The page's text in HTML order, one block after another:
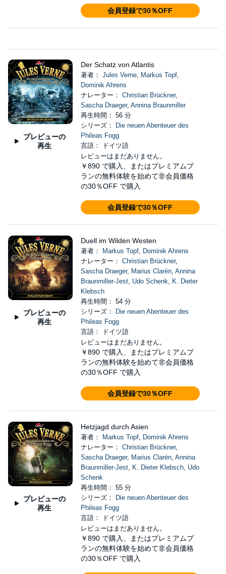
会員登録で30％OFF
プレビューの
再生
Der Schatz von Atlantis
著者： Jules Verne, Markus Topf,
Dominik Ahrens
ナレーター： Christian Brückner,
Sascha Draeger, Annina Braunmiller
再生時間： 56 分
シリーズ：
Die neuen Abenteuer des
Phileas Fogg
言語： ドイツ語
レビューはまだありません。
￥890 で購入、またはプレミアムプ
ランの無料体験を始めて非会員価格
の30％OFF で購入
会員登録で30％OFF
プレビューの
再生
Duell im Wilden Westen
著者： Markus Topf, Dominik Ahrens
ナレーター： Christian Brückner,
Sascha Draeger, Marius Clarén, Annina
Braunmiller-Jest, Udo Schenk, K. Dieter
Klebsch
再生時間： 54 分
シリーズ：
Die neuen Abenteuer des
Phileas Fogg
言語： ドイツ語
レビューはまだありません。
￥890 で購入、またはプレミアムプ
ランの無料体験を始めて非会員価格
の30％OFF で購入
会員登録で30％OFF
プレビューの
再生
Hetzjagd durch Asien
著者： Markus Topf, Dominik Ahrens
ナレーター： Christian Brückner,
Sascha Draeger, Marius Clarén, Annina
Braunmiller-Jest, K. Dieter Klebsch, Udo
Schenk
再生時間： 55 分
シリーズ：
Die neuen Abenteuer des
Phileas Fogg
言語： ドイツ語
レビューはまだありません。
￥890 で購入、またはプレミアムプ
ランの無料体験を始めて非会員価格
の30％OFF で購入